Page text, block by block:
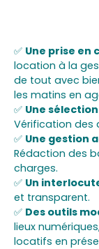
✅ Une prise en
location à la
de tout avec
les matins en
✅ Une
Vérification des
✅ Une gestion
Rédaction des
charges.
✅ Un
et transparent.
✅ Des outils
lieux
locatifs en